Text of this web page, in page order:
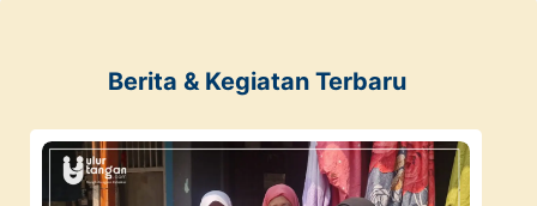
Berita & Kegiatan Terbaru